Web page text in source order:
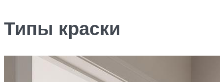
Типы краски